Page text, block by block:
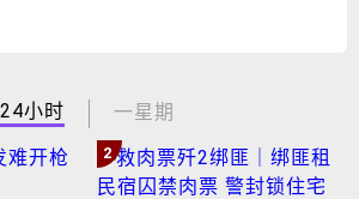
24小时 一星期
2